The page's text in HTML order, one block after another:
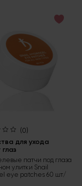
(0)
для ухода
глаз
патчи под глаза
улитки Snail
eye patches 60 шт/